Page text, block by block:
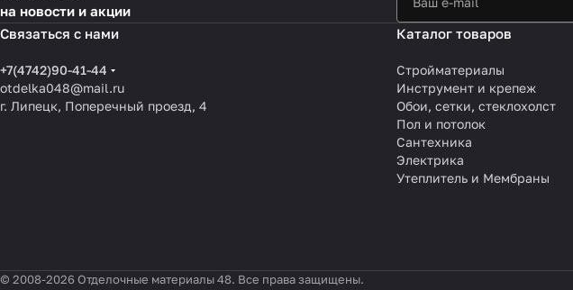
на новости и акции
Связаться с нами
+7(4742)90-41-44
otdelka048@mail.ru
г. Липецк, Поперечный проезд, 4
Каталог товаров
Стройматериалы
Инструмент и крепеж
Обои, сетки, стеклохолст
Пол и потолок
Сантехника
Электрика
Утеплитель и Мембраны
© 2008-2026 Отделочные материалы 48. Все права защищены.